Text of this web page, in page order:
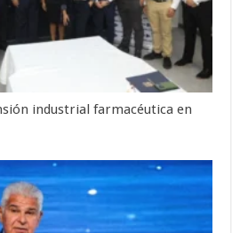
industrial farmacéutica en